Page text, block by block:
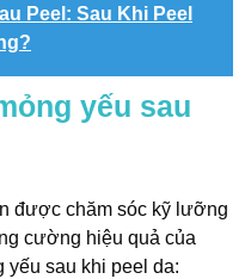
Peel: Sau Khi Peel
yếu sau
được chăm sóc kỹ lưỡng
cường hiệu quả của
yếu sau khi peel da: